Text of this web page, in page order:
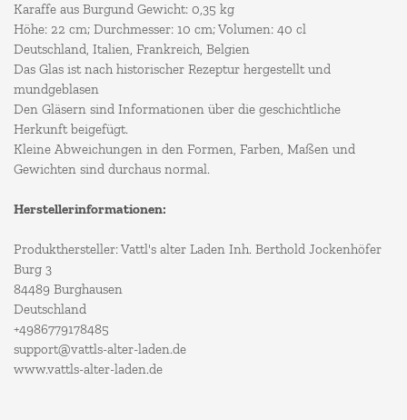
Karaffe aus Burgund Gewicht: 0,35 kg
Höhe: 22 cm; Durchmesser: 10 cm; Volumen: 40 cl
Deutschland, Italien, Frankreich, Belgien
Das Glas ist nach historischer Rezeptur hergestellt und
mundgeblasen
Den Gläsern sind Informationen über die geschichtliche
Herkunft beigefügt.
Kleine Abweichungen in den Formen, Farben, Maßen und
Gewichten sind durchaus normal.
Herstellerinformationen:
Produkthersteller: Vattl's alter Laden Inh. Berthold Jockenhöfer
Burg 3
84489 Burghausen
Deutschland
+4986779178485
support@vattls-alter-laden.de
www.vattls-alter-laden.de